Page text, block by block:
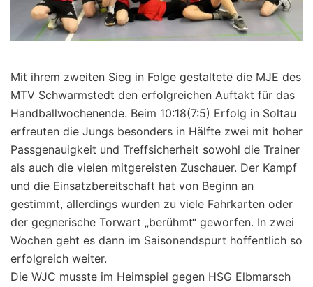
Mit ihrem zweiten Sieg in Folge gestaltete die MJE des
MTV Schwarmstedt den erfolgreichen Auftakt für das
Handballwochenende. Beim 10:18(7:5) Erfolg in Soltau
erfreuten die Jungs besonders in Hälfte zwei mit hoher
Passgenauigkeit und Treffsicherheit sowohl die Trainer
als auch die vielen mitgereisten Zuschauer. Der Kampf
und die Einsatzbereitschaft hat von Beginn an
gestimmt, allerdings wurden zu viele Fahrkarten oder
der gegnerische Torwart „berühmt“ geworfen. In zwei
Wochen geht es dann im Saisonendspurt hoffentlich so
erfolgreich weiter.
Die WJC musste im Heimspiel gegen HSG Elbmarsch